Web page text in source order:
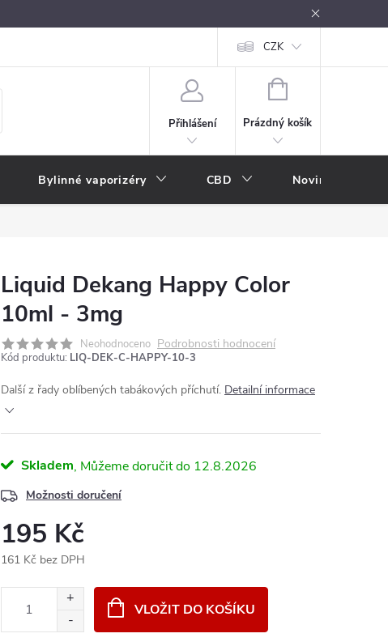
Vše o e-kouření Nákupní rádce
CZK
Přihlášení
NÁKUPNÍ
Prázdný košík
Bylinné vaporizéry CBD Novinky
Liquid Dekang Happy Color
10ml - 3mg
Neohodnoceno Podrobnosti hodnocení
Kód produktu: LIQ-DEK-C-HAPPY-10-3
Další z řady oblíbených tabákových příchutí. Detailní informace
Skladem 12.8.2026
Možnosti doručení
195 Kč
161 Kč bez DPH
VLOŽIT DO KOŠÍKU